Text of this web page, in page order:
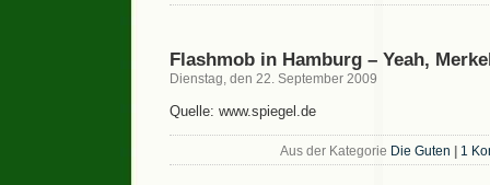
Flashmob in Hamburg – Yeah,
Dienstag, den 22. September 2009
Quelle: www.spiegel.de
Aus der Kategorie Die Guten 1